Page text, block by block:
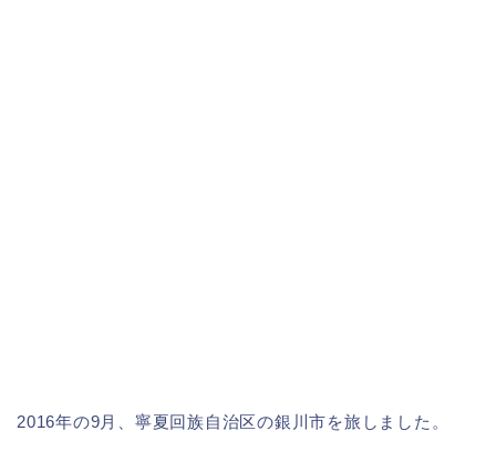
2016年の9月、寧夏回族自治区の銀川市を旅しました。